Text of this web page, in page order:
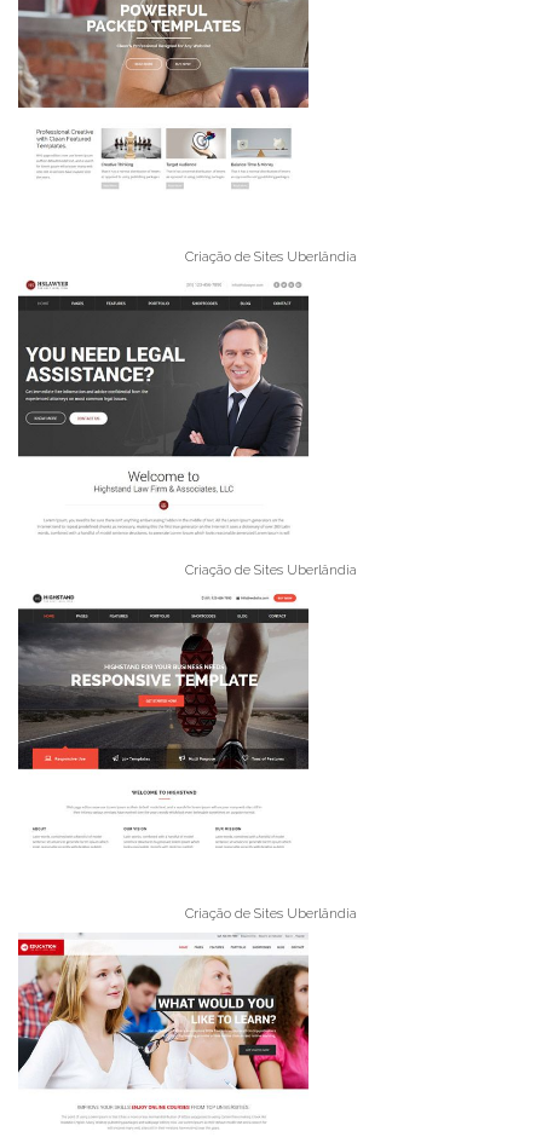
Criação de Sites Uberlândia
Criação de Sites Uberlândia
Criação de Sites Uberlândia